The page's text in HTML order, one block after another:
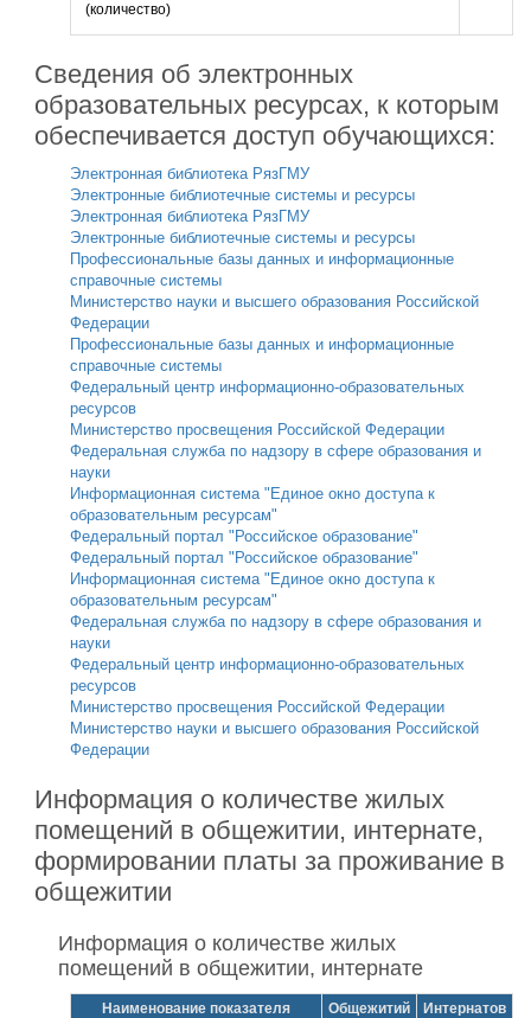
(количество)
Сведения об электронных
образовательных ресурсах, к которым
обеспечивается доступ обучающихся:
Электронная библиотека РязГМУ
Электронные библиотечные системы и ресурсы
Электронная библиотека РязГМУ
Электронные библиотечные системы и ресурсы
Профессиональные базы данных и информационные
справочные системы
Министерство науки и высшего образования Российской
Федерации
Профессиональные базы данных и информационные
справочные системы
Федеральный центр информационно-образовательных
ресурсов
Министерство просвещения Российской Федерации
Федеральная служба по надзору в сфере образования и
науки
Информационная система "Единое окно доступа к
образовательным ресурсам"
Федеральный портал "Российское образование"
Федеральный портал "Российское образование"
Информационная система "Единое окно доступа к
образовательным ресурсам"
Федеральная служба по надзору в сфере образования и
науки
Федеральный центр информационно-образовательных
ресурсов
Министерство просвещения Российской Федерации
Министерство науки и высшего образования Российской
Федерации
Информация о количестве жилых
помещений в общежитии, интернате,
формировании платы за проживание в
общежитии
Информация о количестве жилых
помещений в общежитии, интернате
Наименование показателя Общежитий
Интернатов